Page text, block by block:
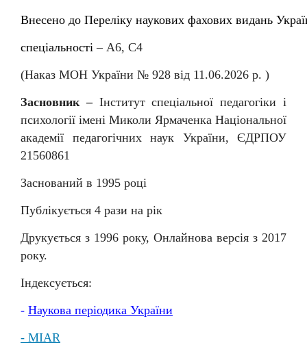
Внесено до Перелiку наукових фахових видань
спеціальності–А6, С4
(Наказ МОН України № 928 від 11 .06.2026 р. )
Засновник – Інститут спеціальної педагогіки і
психології імені Миколи Ярмаченка Національної
академії педагогічних наук України, ЄДРПОУ
21560861
Заснований в 1995 році
Публікується 4 рази на рік
Друкується з 1996 року, Онлайнова версія з 2017
року.
Індексується:
- Наукова періодика України
- MIAR